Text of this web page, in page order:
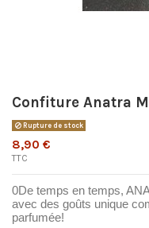
Confiture Anatra
Rupture de stock
8,90 €
TTC
0De temps en temps,
avec des goûts unique
parfumée!